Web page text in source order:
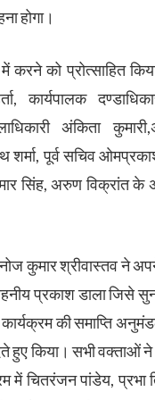
होगा।
में करने को प्रोत्साहित
कार्यपालक
अंकिता
शर्मा, पूर्व सचिव
सिंह, अरुण विक्रांत के
कुमार श्रीवास्तव ने
प्रकाश डाला जिसे
की समाप्ति
हुए किया। सभी वक्ताओं ने
में चितरंजन पांडेय, प्रभा